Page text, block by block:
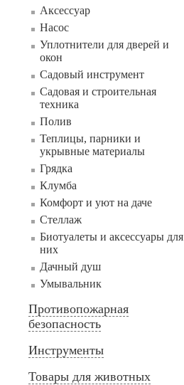
Аксессуар
Насос
Уплотнители для дверей и
окон
Садовый инструмент
Садовая и строительная
техника
Полив
Теплицы, парники и
укрывные материалы
Грядка
Клумба
Комфорт и уют на даче
Стеллаж
Биотуалеты и аксессуары для
них
Дачный душ
Умывальник
Противопожарная
безопасность
Инструменты
Товары для животных